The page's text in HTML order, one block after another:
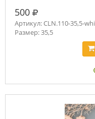
500 руб.
Артикул: CLN.110-35,5-
Размер: 35,5